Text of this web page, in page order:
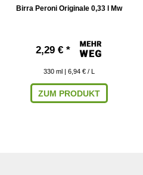
Birra Peroni Originale 0,33 l Mw
2,29 € *
330 ml | 6,94 € / L
ZUM PRODUKT